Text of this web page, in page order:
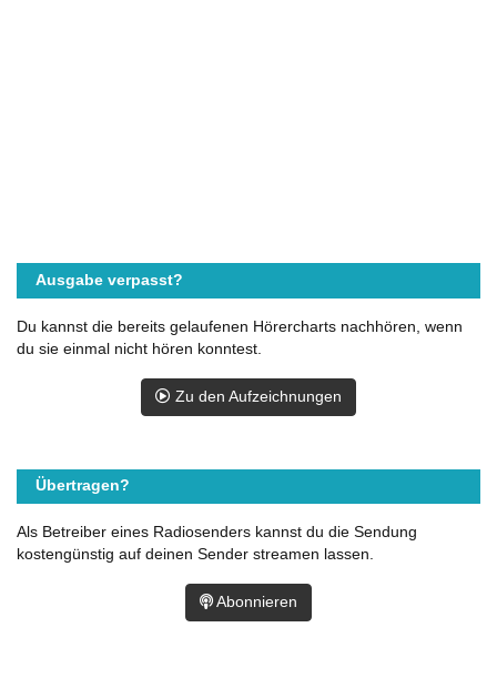
Ausgabe verpasst?
Du kannst die bereits gelaufenen Hörercharts nachhören, wenn
du sie einmal nicht hören konntest.
Zu den Aufzeichnungen
Übertragen?
Als Betreiber eines Radiosenders kannst du die Sendung
kostengünstig auf deinen Sender streamen lassen.
Abonnieren